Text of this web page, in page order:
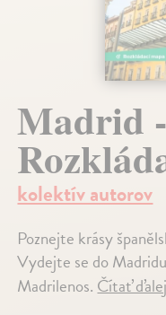
Madrid
kolektív autorov
Poznejte krásy
Vydejte se do
Madrilenos.Čítať